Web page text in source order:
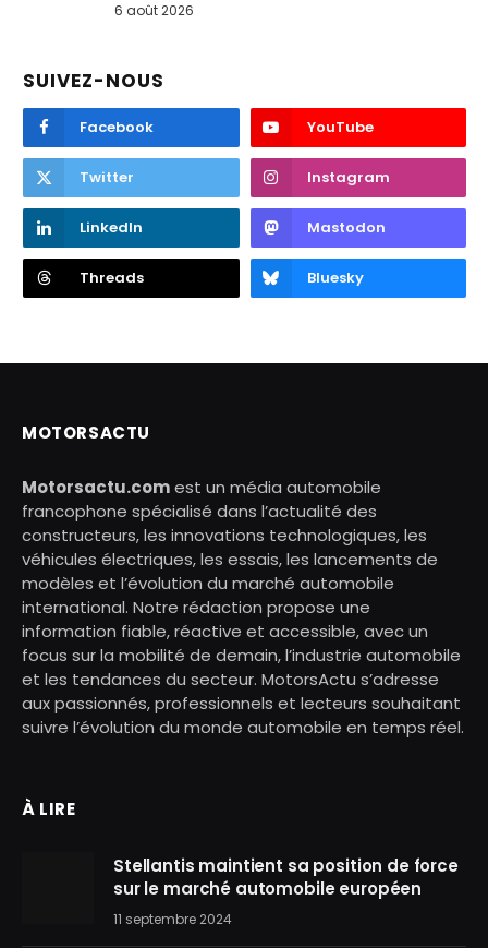
6 août 2026
SUIVEZ-NOUS
Facebook YouTube
Twitter Instagram
LinkedIn Mastodon
Threads Bluesky
MOTORSACTU
Motorsactu.comest un média automobile
francophone spécialisé dans l’actualité des
constructeurs, les innovations technologiques, les
véhicules électriques, les essais, les lancements de
modèles et l’évolution du marché automobile
international. Notre rédaction propose une
information fiable, réactive et accessible, avec un
focus sur la mobilité de demain, l’industrie automobile
et les tendances du secteur. MotorsActu s’adresse
aux passionnés, professionnels et lecteurs souhaitant
suivre l’évolution du monde automobile en temps réel.
À LIRE
Stellantis maintient sa position de force
sur le marché automobile européen
11 septembre 2024